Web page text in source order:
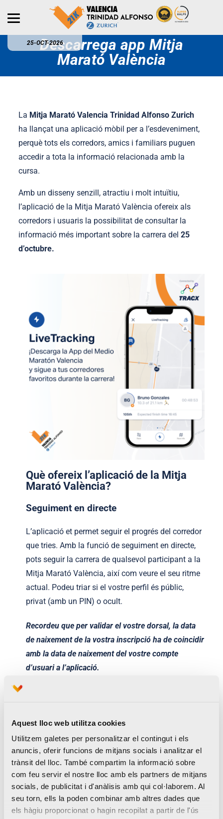
Aquest lloc web utilitza cookies
Utilitzem galetes per personalitzar el contingut i els
anuncis, oferir funcions de mitjans socials i analitzar el
trànsit del lloc. També compartim la informació sobre
com feu servir el nostre lloc amb els partners de mitjans
socials, de publicitat i d'anàlisis amb qui col·laborem. Al
seu torn, ells la poden combinar amb altres dades que
els hàgiu proporcionat o hagin recopilat a partir de l'ús
25-OCT-2026
Descarrega app Mitja
Marató València
La Mitja Marató Valencia Trinidad Alfonso Zurich
ha llançat una aplicació mòbil per a l’esdeveniment,
perquè tots els corredors, amics i familiars puguen
accedir a tota la informació relacionada amb la
cursa.
Amb un disseny senzill, atractiu i molt intuïtiu,
l’aplicació de la Mitja Marató València ofereix als
corredors i usuaris la possibilitat de consultar la
informació més important sobre la carrera del25
d’octubre.
Què ofereix l’aplicació de la Mitja
Marató València?
Seguiment en directe
L’aplicació et permet seguir el progrés del corredor
que tries. Amb la funció de seguiment en directe,
pots seguir la carrera de qualsevol participant a la
Mitja Marató València, així com veure el seu ritme
actual. Podeu triar si el vostre perfil és públic,
privat (amb un PIN) o ocult.
Recordeu que per validar el vostre dorsal, la data
de naixement de la vostra inscripció ha de coincidir
amb la data de naixement del vostre compte
d’usuari a l’aplicació.
Classificacions
Les classificacions en directe mostren les
posicions (no oficials) en temps real durant la
Mitja Marató València, la qual cosa us dona una